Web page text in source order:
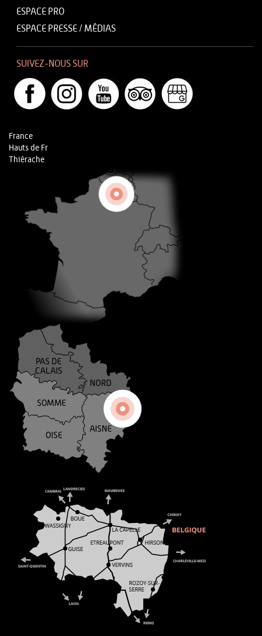
ESPACE PRO
ESPACE PRESSE / MÉDIAS
SUIVEZ-NOUS SUR
France
Hauts de Fr
Thiérache